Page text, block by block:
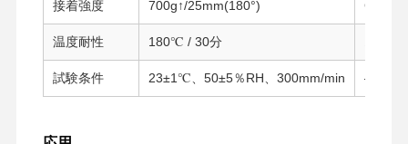
接着強度 700g↑/25mm(180°) GB-
温度耐性 180℃ / 30分
試験条件 23±1℃、50±5％RH、300mm/min —